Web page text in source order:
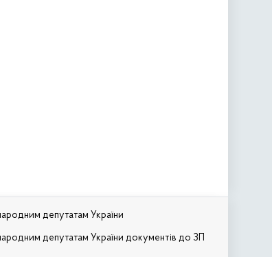
депутатам України
депутатам України документів до ЗП